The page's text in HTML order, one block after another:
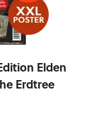
Elden
Erdtree